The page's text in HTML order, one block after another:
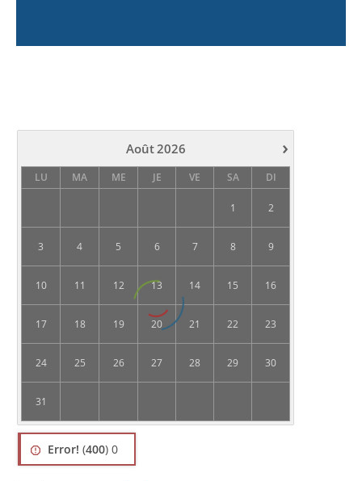
›
Août2026
LU MA ME JE VE SA DI
1 2
3 4 5 6 7 8 9
10 11 12 13 14 15 16
17 18 19 20 21 22 23
24 25 26 27 28 29 30
31
Error! (400) 0